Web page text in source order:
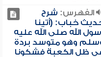
الفهرس: شرح
خباب: (أتينا
الله صلى الله عليه
وهو متوسد بردة
ظل الكعبة فشكونا